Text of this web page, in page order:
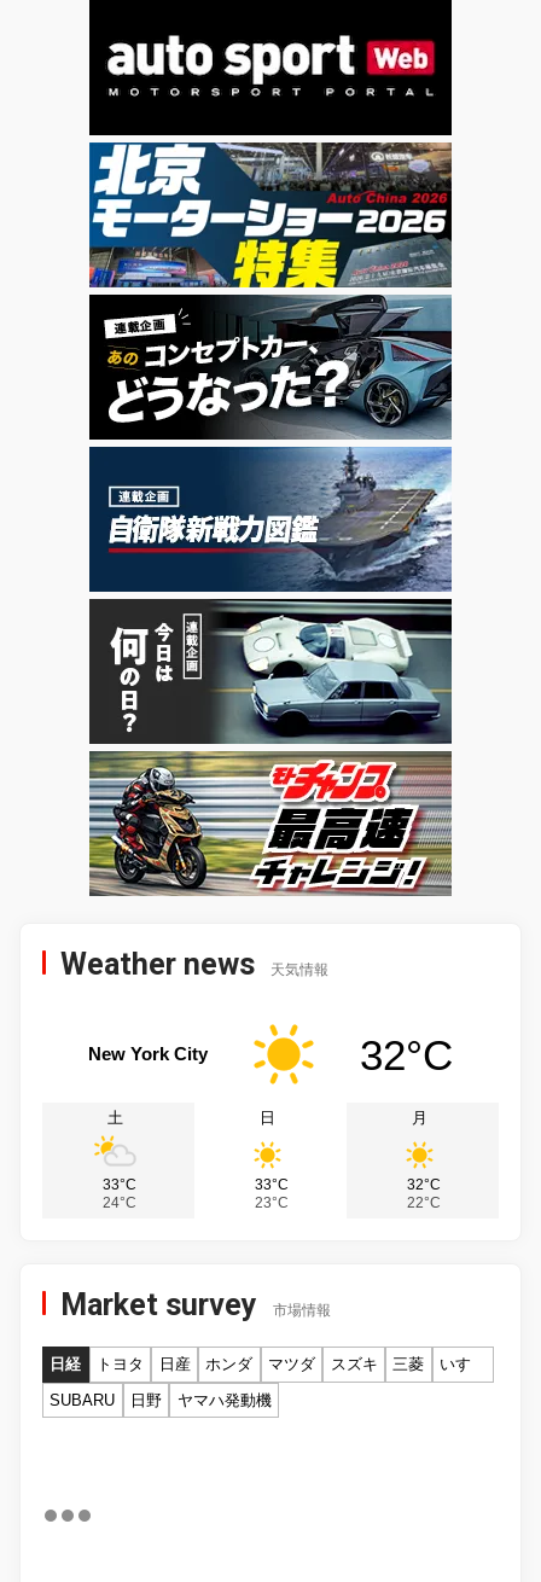
Weather news 天気情報
New York City 32°C
土
33°C
24°C
日
33°C
23°C
月
32°C
22°C
Market survey 市場情報
日経 トヨタ 日産 ホンダ マツダ スズキ 三菱
いすゞ
SUBARU
日野 ヤマハ発動機